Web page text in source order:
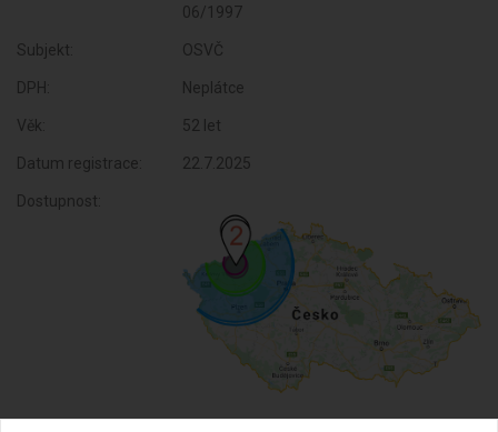
06/1997
Subjekt: OSVČ
DPH: Neplátce
Věk: 52 let
Datum registrace: 22.7.2025
Dostupnost: